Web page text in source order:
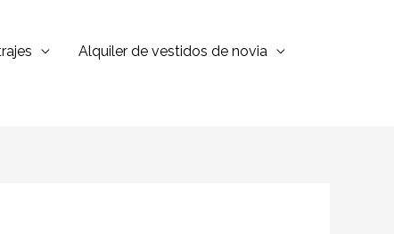
Alquiler de vestidos de novia